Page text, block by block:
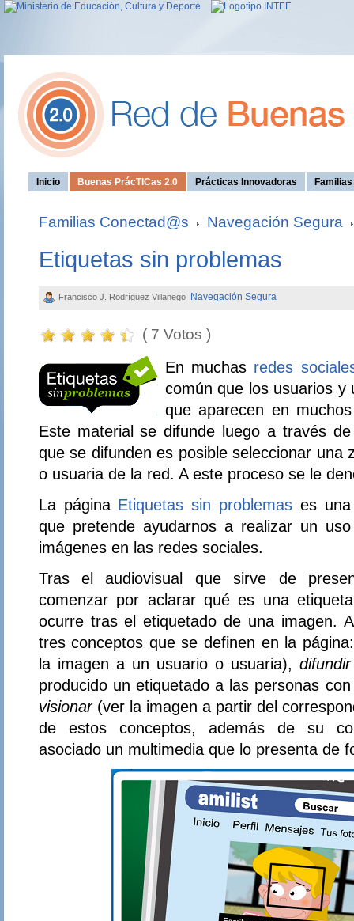
Inicio Buenas PrácTICas 2.0 Prácticas Innovadoras
Familias Conectad@s Navegación Segura
Etiquetas sin problemas
Francisco J. Rodríguez Villanego Navegación Segura
( 7 Votos )
En muchas redes
común que los usuarios y
que aparecen en
Este material se difunde luego a través
que se difunden es posible seleccionar una
o usuaria de la red. A este proceso se le
La página Etiquetas sin problemas es
que pretende ayudarnos a realizar un
imágenes en las redes sociales.
Tras el audiovisual que sirve de
comenzar por aclarar qué es una
ocurre tras el etiquetado de una imagen.
tres conceptos que se definen en la
la imagen a un usuario o usuaria), difundir
producido un etiquetado a las personas
visionar(ver la imagen a partir del
de estos conceptos, además de su
asociado un multimedia que lo presenta de